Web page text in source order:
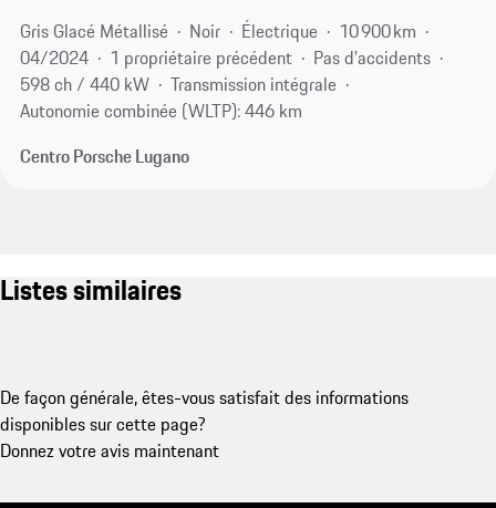
Gris Glacé Métallisé
Noir Électrique
10 900 km
04/2024
1 propriétaire précédent
Pas d'accidents
598 ch / 440 kW
Transmission intégrale
Autonomie combinée (WLTP): 446 km
Centro Porsche Lugano
Listes similaires
De façon générale, êtes-vous satisfait des informations
disponibles sur cette page?
Donnez votre avis maintenant